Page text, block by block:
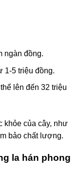
ngàn đồng.
1-5 triệu đồng.
lên đến 32 triệu
khỏe của cây, như
bảo chất lượng.
la hán phong